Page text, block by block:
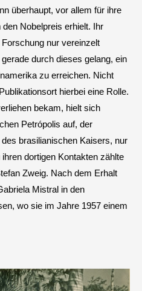
überhaupt, vor allem für ihre
Nobelpreis erhielt. Ihr
nur vereinzelt
durch dieses gelang, ein
zu erreichen. Nicht
hierbei eine Rolle.
bekam, hielt sich
Petrópolis auf, der
brasilianischen Kaisers, nur
dortigen Kontakten zählte
Zweig. Nach dem Erhalt
Mistral in den
wo sie im Jahre 1957 einem